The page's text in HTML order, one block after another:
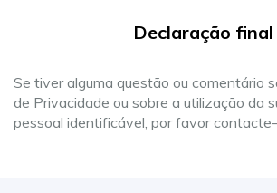
Declaração final
Se tiver alguma questão ou comentário
de Privacidade ou sobre a utilização da
pessoal identificável, por favor